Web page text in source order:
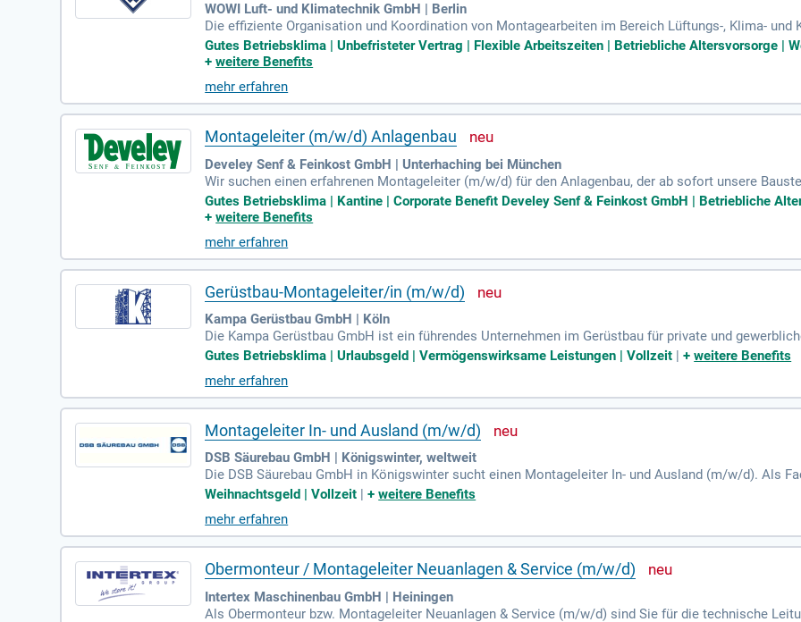
WOWI Luft- und Klimatechnik GmbH | Berlin
Die effiziente Organisation und Koordination von Montagearbeiten im Bereich Lüftungs-, Klima-
kterfolg. Unsere Fachkräfte führen und planen das Montagepersonal, um reibungslose Abläufe auf
und termingerechte Montageausführung wird durch ständige Kontrollen der Arbeiten gewährleistet.
e die Dokumentation des Montagefortschritts stehen bei uns an oberster Stelle. Eine
k SHK ist Voraussetzung für unsere Experten.
Gutes Betriebsklima | Unbefristeter Vertrag | Flexible Arbeitszeiten | Betriebliche Altersvorsorge |
+weitere Benefits
mehr erfahren
Montageleiter (m/w/d) Anlagenbau
Develey Senf & Feinkost GmbH | Unterhaching bei München
Wir suchen einen erfahrenen Montageleiter (m/w/d) für den Anlagenbau, der ab sofort unsere
en die Überwachung von Rohrleitungs- und Anlagenmontagen sowie den Rohrtrassenbau. Sie sind
e Koordination des Montagepersonals. Ihre Qualifikationen beinhalten eine abgeschlossene
tszeiten und internationale Reisetätigkeiten in einem dynamischen Umfeld.
Gutes Betriebsklima | Kantine | Corporate Benefit Develey Senf & Feinkost GmbH | Betriebliche
+weitere Benefits
mehr erfahren
Gerüstbau-Montageleiter/in (m/w/d)
Kampa Gerüstbau GmbH | Köln
Die Kampa Gerüstbau GmbH ist ein führendes Unternehmen im Gerüstbau für private und
echnologien und garantieren höchste Qualität und Sicherheit für unsere Kunden. Aktuell suchen wir
d), die/der unser engagiertes Team verstärkt. Wenn du teamfähig, zuverlässig und motiviert bist,
slungsreiche Tätigkeit in einem freundlichen Arbeitsumfeld sowie leistungsgerechte Bezahlung.
alte die Zukunft des Gerüstbaus mit uns!
Gutes Betriebsklima | Urlaubsgeld | Vermögenswirksame Leistungen | Vollzeit |+weitere Benefits
mehr erfahren
Montageleiter In- und Ausland (m/w/d)
DSB Säurebau GmbH | Königswinter, weltweit
Die DSB Säurebau GmbH in Königswinter sucht einen Montageleiter In- und Ausland (m/w/d). Als
me schützen wir Industrie und Großküchen seit Jahrzehnten erfolgreich. Ihre Expertise ist bei
arifgebundenen Familienunternehmen legen wir großen Wert auf ein vertrauensvolles Miteinander.
s auch in herausfordernden Zeiten zusammenhält!
Weihnachtsgeld | Vollzeit |+weitere Benefits
mehr erfahren
Obermonteur / Montageleiter Neuanlagen & Service (m/w/d)
Intertex Maschinenbau GmbH | Heiningen
Als Obermonteur bzw. Montageleiter Neuanlagen & Service (m/w/d) sind Sie für die technische